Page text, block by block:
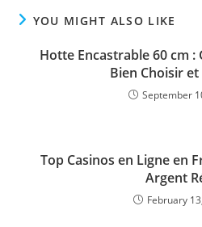
YOU MIGHT ALSO LIKE
Hotte Encastrable 60 cm
Bien Choisir
September
Top Casinos en Ligne en
Argent
February